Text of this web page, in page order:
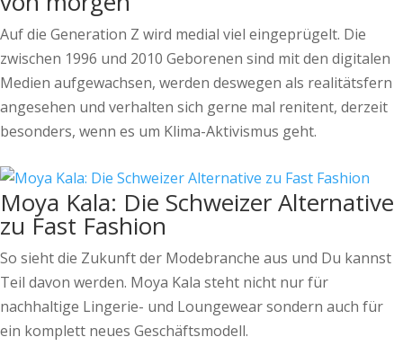
Auf die Generation Z wird medial viel eingeprügelt. Die
zwischen 1996 und 2010 Geborenen sind mit den digitalen
Medien aufgewachsen, werden deswegen als realitätsfern
angesehen und verhalten sich gerne mal renitent, derzeit
besonders, wenn es um Klima-Aktivismus geht.
Moya Kala: Die Schweizer Alternative
zu Fast Fashion
So sieht die Zukunft der Modebranche aus und Du kannst
Teil davon werden. Moya Kala steht nicht nur für
nachhaltige Lingerie- und Loungewear sondern auch für
ein komplett neues Geschäftsmodell.